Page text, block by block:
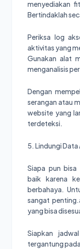
menyediakan
Bertindaklah
Periksa log
aktivitas yang
Gunakan alat
menganalisis
Dengan
serangan atau
website yang
terdeteksi.
5. Lindungi
Siapa pun bisa
baik karena
berbahaya.
sangat
yang bisa
Siapkan
tergantung